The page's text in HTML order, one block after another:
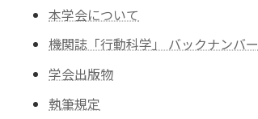
本学会について
機関誌「行動科学」 バックナンバー
学会出版物
執筆規定